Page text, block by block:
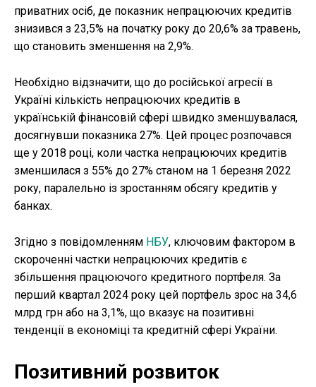
приватних осіб, де показник непрацюючих кредитів
знизився з 23,5% на початку року до 20,6% за травень,
що становить зменшення на 2,9%.
Необхідно відзначити, що до російської агресії в
Україні кількість непрацюючих кредитів в
українській фінансовій сфері швидко зменшувалася,
досягнувши показника 27%. Цей процес розпочався
ще у 2018 році, коли частка непрацюючих кредитів
зменшилася з 55% до 27% станом на 1 березня 2022
року, паралельно із зростанням обсягу кредитів у
банках.
Згідно з повідомленням НБУ, ключовим фактором в
скороченні частки непрацюючих кредитів є
збільшення працюючого кредитного портфеля. За
перший квартал 2024 року цей портфель зрос на 34,6
млрд грн або на 3,1%, що вказує на позитивні
тенденції в економіці та кредитній сфері України.
Позитивний розвиток